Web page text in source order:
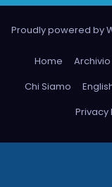
Proudly powered by
Home
Chi Siamo
Privacy